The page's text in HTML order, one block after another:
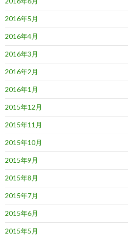
2016年5月
2016年4月
2016年3月
2016年2月
2016年1月
2015年12月
2015年11月
2015年10月
2015年9月
2015年8月
2015年7月
2015年6月
2015年5月